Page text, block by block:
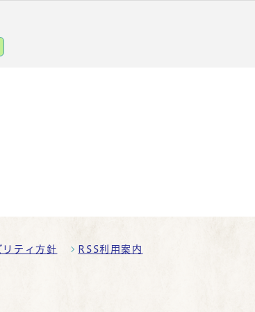
リティ方針 RSS利用案内